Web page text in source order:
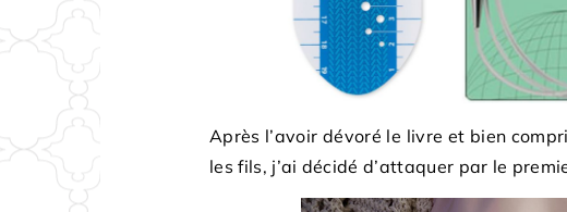
Après l’avoir dévoré le livre et bien
les fils, j’ai décidé d’attaquer par le